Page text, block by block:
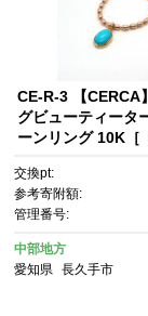
CE-R-3 【CERCA
グビューティータ
ーンリング 10K［
すめ ギフト プレ
料無料 ふるさと納
交換pt:
参考寄附額:
管理番号:
中部地方
愛知県
長久手市